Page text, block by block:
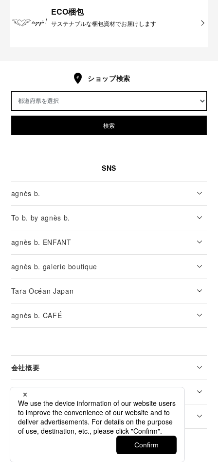
ECO梱包
サステナブルな梱包資材でお届けします
ショップ検索
検索
SNS
agnès b.
To b. by agnès b.
agnès b. ENFANT
agnès b. galerie boutique
Tara Océan Japan
agnès b. CAFÉ
会社概要
リーガル
カスタマーサービス